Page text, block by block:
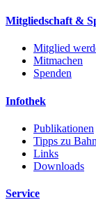
Mitgliedschaft &
Mitglied
Mitmachen
Spenden
Infothek
Publikationen
Tipps zu
Links
Downloads
Service